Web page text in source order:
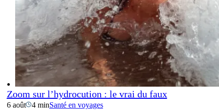
Zoom sur l’hydrocution : le vrai du faux
6 août 4 minSanté en voyages